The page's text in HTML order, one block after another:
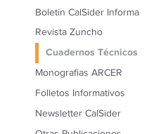
Boletín CalSider Informa
Revista Zuncho
Cuadernos Técnicos
Monografias ARCER
Folletos Informativos
Newsletter CalSider